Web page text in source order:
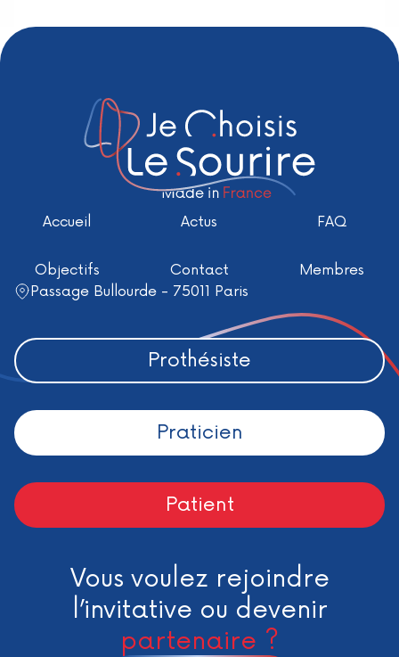
Accueil Actus FAQ
Objectifs Contact
Membres
Passage Bullourde - 75011 Paris
Prothésiste
Praticien
Patient
Vous voulez rejoindre
l’invitative ou devenir
partenaire ?